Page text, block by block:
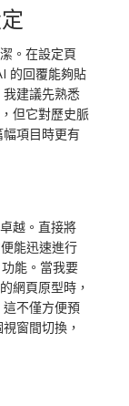
。在設定頁
的回覆能夠貼
建議先熟悉
但它對歷史脈
項目時更有
越。直接將
能迅速進行
能。當我要
網頁原型時，
不僅方便預
窗間切換，